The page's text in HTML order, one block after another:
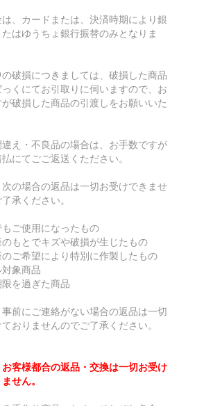
は、カードまたは、決済時期により銀
はゆうちょ銀行振替のみとなりま
破損につきましては、破損した商品
っくにてお引取りに伺いますので、お
破損した商品の引渡しをお願いいた
え・不良品の場合は、お手数ですが
にてごご返送くたださい。
の場合の返品は一切お受けできませ
承ください。
もご使用になったもの
のもとでキズや破損が生じたもの
のご希望により特別に作製したもの
対象商品
限を過ぎた商品
前にご連絡がない場合の返品は一切
おりませんのでご了承ください。
客様都合の返品・交換は一切お受け
せん。